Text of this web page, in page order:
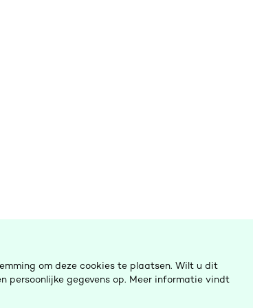
om deze cookies te plaatsen. Wilt u dit
persoonlijke gegevens op. Meer informatie vindt